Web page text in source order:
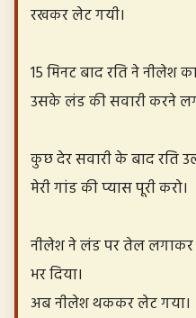
रखकर लेट गयी।
15 मिनट बाद रति ने
उसके लंड की सवारी करने
कुछ देर सवारी के बाद रति
मेरी गांड की प्यास पूरी करो।
नीलेश ने लंड पर तेल लगाकर
भर दिया।
अब नीलेश थककर लेट गया।